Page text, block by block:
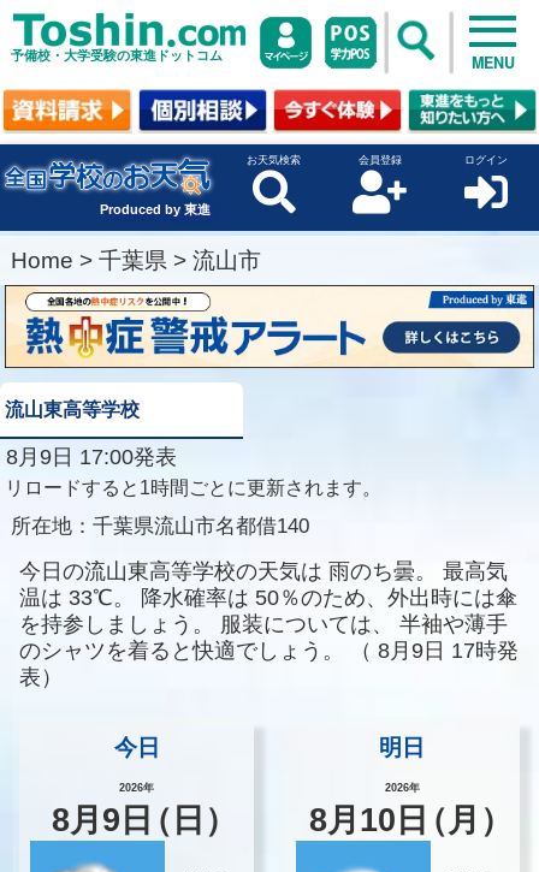
予備校・大学受験の東進ドットコム MENU
Produced by 東進
お天気検索 会員登録 ログイン
Home > 千葉県 > 流山市
流山東高等学校
8月9日 17:00発表
リロードすると1時間ごとに更新されます。
所在地： 千葉県流山市名都借140
今日の流山東高等学校の天気は 雨のち曇。
最高気
温は 33℃。 降水確率は 50％のため、外出時には傘
を持参しましょう。
服装については、
半袖や薄手
のシャツを着ると快適でしょう。
（ 8月9日 17時発
表）
今日
2026年
8月 9 日（日）
明日
2026年
8月 10 日（月）